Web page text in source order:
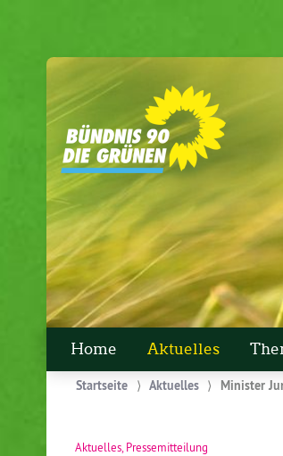
Home Aktuelles
Startseite ⟩ Aktuelles ⟩ Minister
Aktuelles,Pressemitteilung